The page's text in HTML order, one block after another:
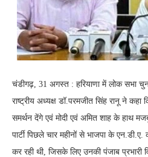
चंडीगढ़, 31 अगस्त : हरियाणा में लोक सभा
राष्ट्रीय अध्यक्ष डॉ.परमजीत सिंह रानू ने कहा
समर्थन देंगे एवं मोदी एवं अमित शाह के हाथ
पार्टी पिछले चार महीनों से भाजपा के
कर रही थी, जिसके लिए उनकी पंजाब प्रभारी